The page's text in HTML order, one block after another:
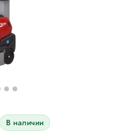
В наличии